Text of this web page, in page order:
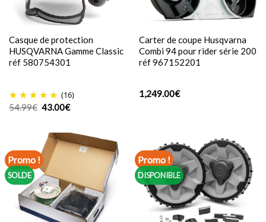
Casque de protection
HUSQVARNA Gamme Classic
réf 580754301
(16)
54.99€ Le
prix
54.99€.
43.00€Le
prix
43.00€.
Carter de coupe Husqvarna
Combi 94 pour rider série 200
réf 967152201
1,249.00€
Promo !
SOLDE
Promo !
DISPONIBLE